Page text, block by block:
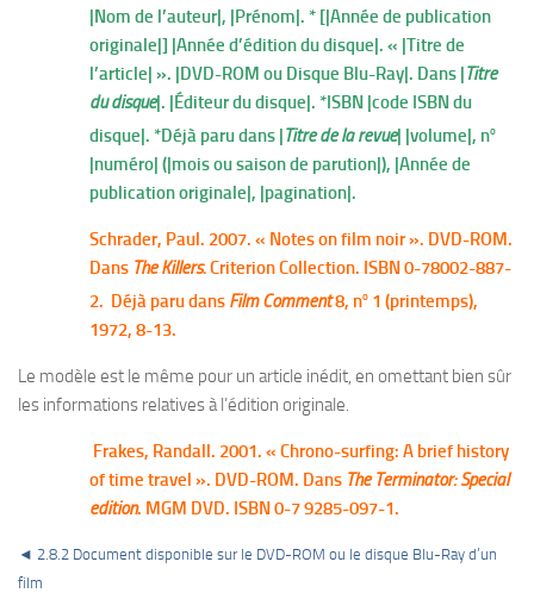
|Nom de l’auteur|, |Prénom|. * [|Année de publication
originale|] |Année d’édition du disque|. « |Titre de
l’article| ». |DVD-ROM ou Disque Blu-Ray|. Dans |Titre
du disque|. |Éditeur du disque|. *ISBN |code ISBN du
disque|. *Déjà paru dans |Titre de la revue| |volume|, no
|numéro| (|mois ou saison de parution|), |Année de
publication originale|, |pagination|.
Schrader, Paul. 2007. « Notes on film noir ». DVD-ROM.
Dans The Killers.Criterion Collection. ISBN 0-78002-887-
2. Déjà paru dans Film Comment8, no 1 (printemps),
1972, 8-13.
Le modèle est le même pour un article inédit, en omettant bien sûr
les informations relatives à l’édition originale.
Frakes, Randall. 2001. « Chrono-surfing: A brief history
of time travel ». DVD-ROM. Dans The Terminator: Special
edition. MGM DVD. ISBN 0-7 9285-097-1.
◄ 2.8.2 Document disponible sur le DVD-ROM ou le disque Blu-Ray d’un
film